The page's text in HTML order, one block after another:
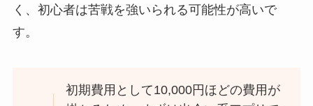
く、初心者は苦戦を強いられる可能性が高いで
す。
初期費用として10,000円ほどの費用が